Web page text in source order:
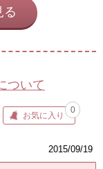
る
ついて
お気に入り
0
2015/09/19